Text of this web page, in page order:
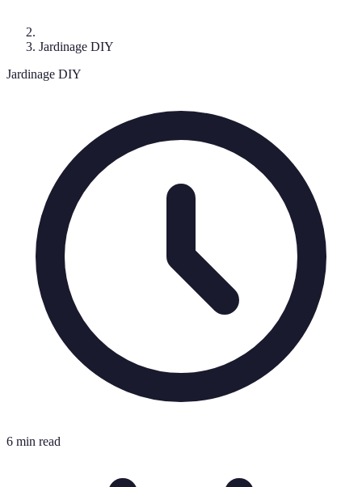
Jardinage DIY
Jardinage DIY
6 min read